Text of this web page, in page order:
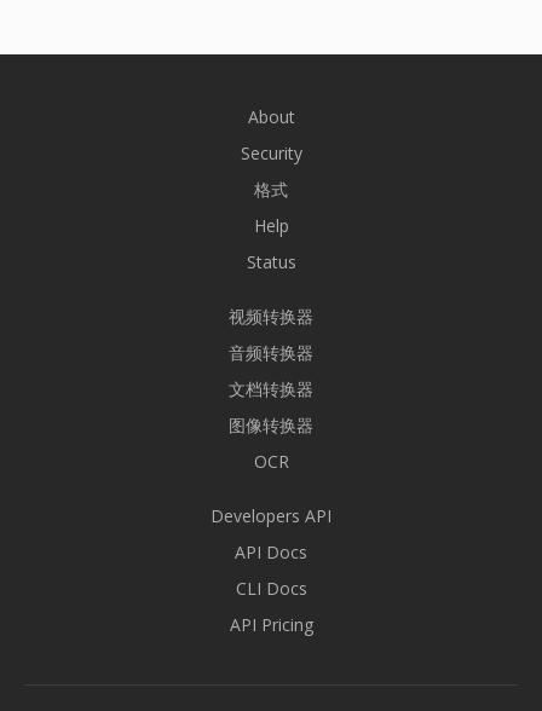
About
Security
格式
Help
Status
视频转换器
音频转换器
文档转换器
图像转换器
OCR
Developers API
API Docs
CLI Docs
API Pricing